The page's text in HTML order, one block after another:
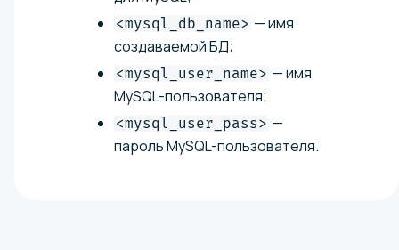
<mysql_db_name> — имя
создаваемой БД;
<mysql_user_name> — имя
MySQL-пользователя;
<mysql_user_pass> —
пароль MySQL-пользователя.